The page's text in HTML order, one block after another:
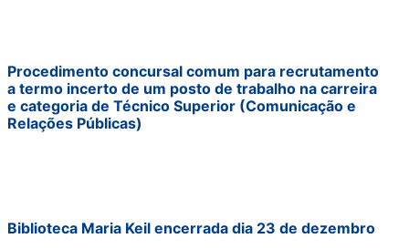
Procedimento concursal comum para recrutamento
a termo incerto de um posto de trabalho na carreira
e categoria de Técnico Superior (Comunicação e
Relações Públicas)
Biblioteca Maria Keil encerrada dia 23 de dezembro